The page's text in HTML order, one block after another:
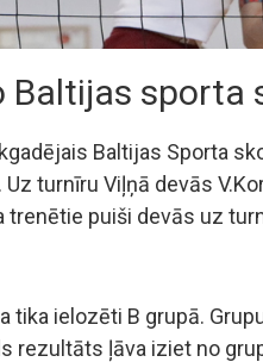
Baltijas sporta
Baltijas Sporta
turnīru Viļņā devās
trenētie puiši devās uz
tika ielozēti B grupā.
rezultāts ļāva iziet no